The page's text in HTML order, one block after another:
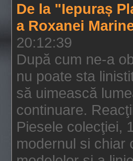
De la "Iepuraș
a Roxanei
20:12:39
După cum ne-a
nu poate sta
să uimească
continuare.
Piesele colecţiei,
modernul si chiar